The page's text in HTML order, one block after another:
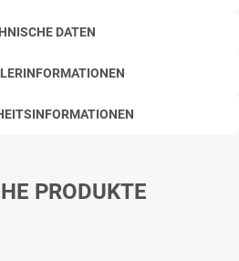
DATEN
PRODUKTE